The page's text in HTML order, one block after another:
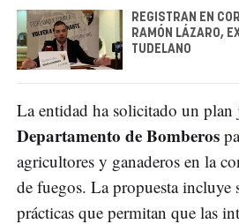
REGISTRAN EN
RAMÓN LÁZARO,
TUDELANO
La entidad ha solicitado un plan
Departamento de Bomberos
agricultores y ganaderos en la
de fuegos. La propuesta incluye
prácticas que permitan que las